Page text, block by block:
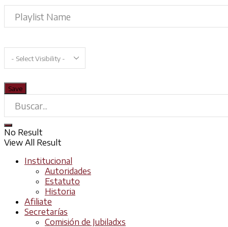
No Result
View All Result
Institucional
Autoridades
Estatuto
Historia
Afiliate
Secretarías
Comisión de Jubiladxs